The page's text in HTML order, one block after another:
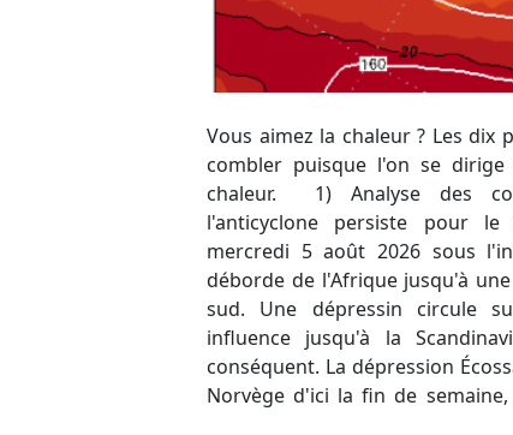
Vous aimez la chaleur ? Les dix
combler puisque l'on se
chaleur. 1) Analyse des
l'anticyclone persiste pour
mercredi 5 août 2026 sous
déborde de l'Afrique jusqu'à
sud. Une dépressin circule
influence jusqu'à la
conséquent. La dépression
Norvège d'ici la fin de
hauts-géopotentiels/hautes
évoluer de notre côté de
environnement propice à la
fortes chaleurs durables.
anomalie se présente par
dynamique et ne devrait
qu'engendrant une petite
renforcement de